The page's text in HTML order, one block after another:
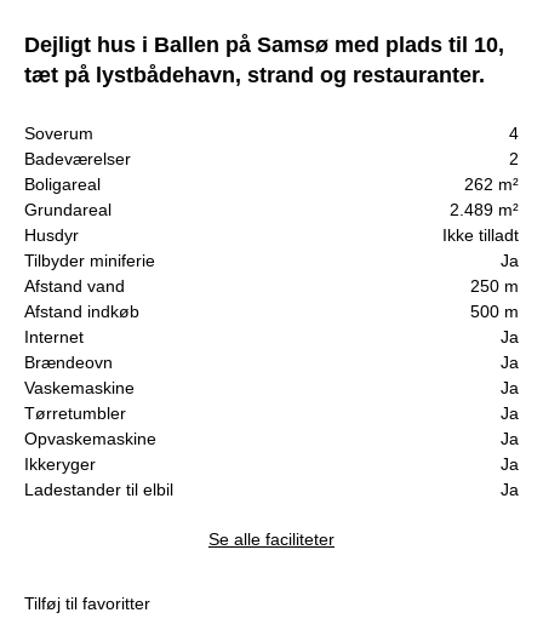
Dejligt hus i Ballen på Samsø med plads til 10,
tæt på lystbådehavn, strand og restauranter.
Soverum
4
Badeværelser
2
Boligareal
262 m²
Grundareal
2.489 m²
Husdyr
Ikke tilladt
Tilbyder miniferie
Ja
Afstand vand
250 m
Afstand indkøb
500 m
Internet
Ja
Brændeovn
Ja
Vaskemaskine
Ja
Tørretumbler
Ja
Opvaskemaskine
Ja
Ikkeryger
Ja
Ladestander til elbil
Ja
Se alle faciliteter
Tilføj til favoritter